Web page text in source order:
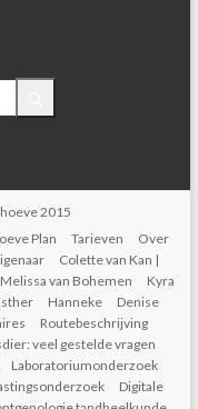
2015
Plan Tarieven
Over
Colette van Kan |
Melissa van Bohemen
Kyra
Hanneke
Denise
Routebeschrijving
veel gestelde vragen
Laboratoriumonderzoek
Digitale